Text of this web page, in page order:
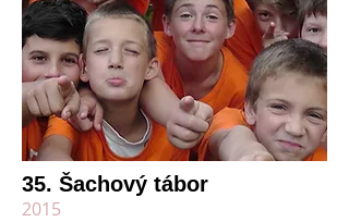
35. Šachový tábor
2015